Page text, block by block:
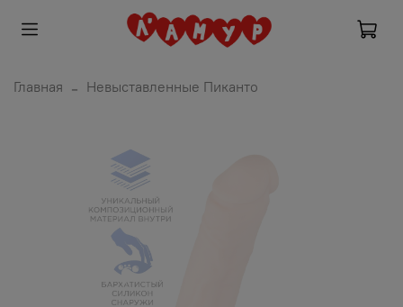
Главная Невыставленные Пиканто